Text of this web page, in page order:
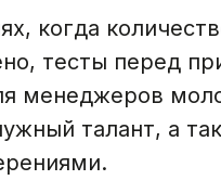
когда
тесты перед
менеджеров
талант, а